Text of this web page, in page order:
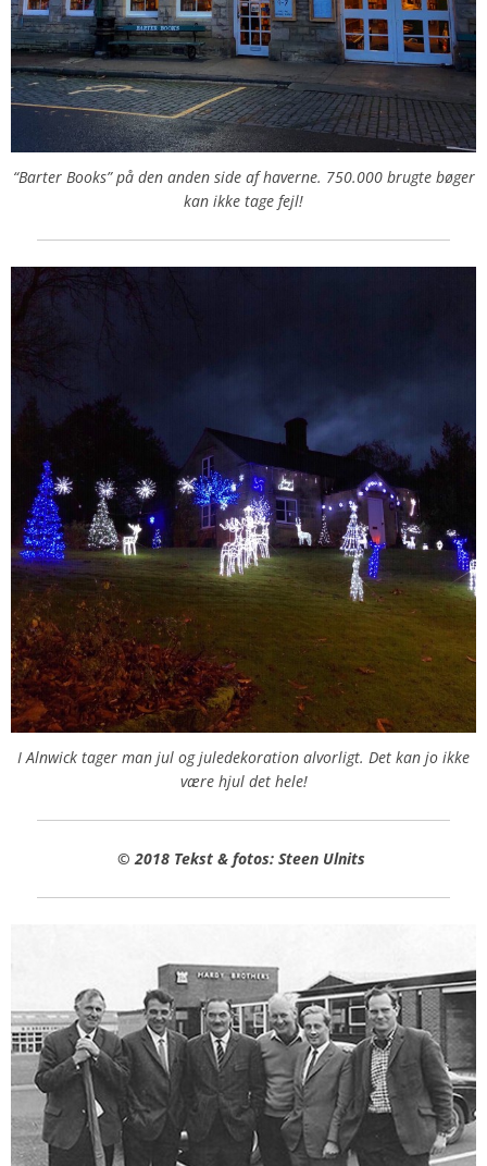
“Barter Books” på den anden side af haverne. 750.000 brugte bøger
kan ikke tage fejl!
I Alnwick tager man jul og juledekoration alvorligt. Det kan jo ikke
være hjul det hele!
© 2018 Tekst & fotos: Steen Ulnits